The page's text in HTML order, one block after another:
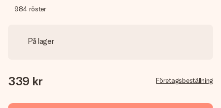
984 röster
På lager
339 kr Företagsbeställning